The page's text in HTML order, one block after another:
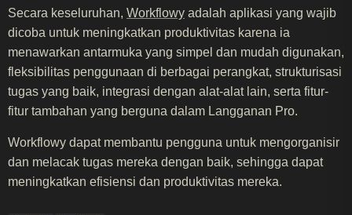
Secara keseluruhan, Workflowy adalah aplikasi yang wajib
dicoba untuk meningkatkan produktivitas karena ia
menawarkan antarmuka yang simpel dan mudah digunakan,
fleksibilitas penggunaan di berbagai perangkat, strukturisasi
tugas yang baik, integrasi dengan alat-alat lain, serta fitur-
fitur tambahan yang berguna dalam Langganan Pro.
Workflowy dapat membantu pengguna untuk mengorganisir
dan melacak tugas mereka dengan baik, sehingga dapat
meningkatkan efisiensi dan produktivitas mereka.